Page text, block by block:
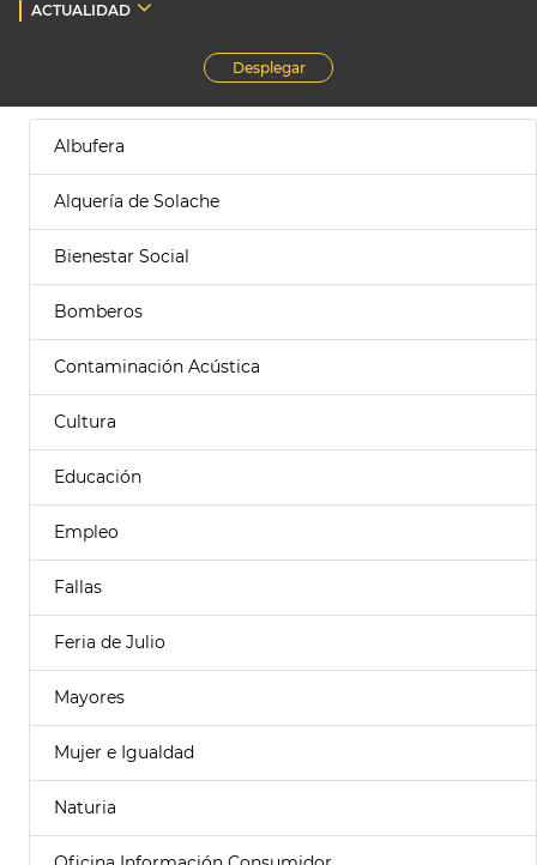
ACTUALIDAD
Desplegar
Albufera
Alquería de Solache
Bienestar Social
Bomberos
Contaminación Acústica
Cultura
Educación
Empleo
Fallas
Feria de Julio
Mayores
Mujer e Igualdad
Naturia